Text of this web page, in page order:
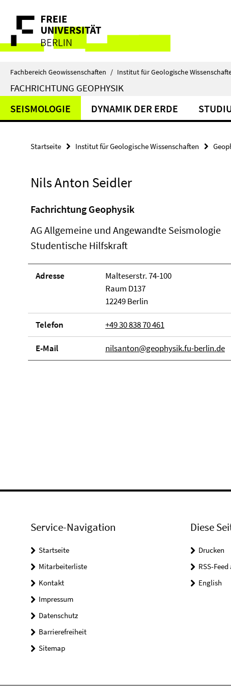
direkt
Inhalt
Service-
Navigation
Fachbereich Geowissenschaften / Institut für Geologische
FACHRICHTUNG GEOPHYSIK
SEISMOLOGIE DYNAMIK DER ERDE
Startseite Institut für Geologische Wissenschaften
Nils Anton Seidler
Fachrichtung Geophysik
AG Allgemeine und Angewandte Seismologie
Studentische Hilfskraft
Adresse
Malteserstr. 74-100
Raum D137
12249 Berlin
Telefon +49 30 838 70 461
E-Mail nilsanton@geophysik.fu-berlin.de
Service-Navigation
Startseite
Mitarbeiterliste
Kontakt
Impressum
Datenschutz
Barrierefreiheit
Sitemap
Diese
Drucken
RSS-
English